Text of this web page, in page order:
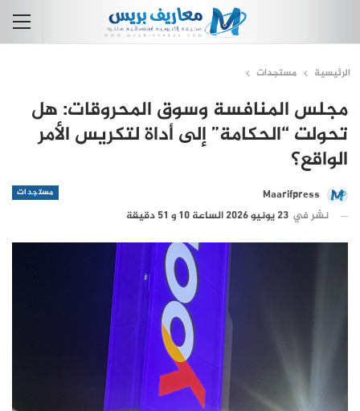
الرئيسية مستجدات
مجلس المنافسة وسوق المحروقات: هل
تحولت “الحكامة” إلى أداة لتكريس الأمر
الواقع؟
مستجدات
Maarifpress
نشر في 23 يونيو 2026 الساعة 10 و 51 دقيقة